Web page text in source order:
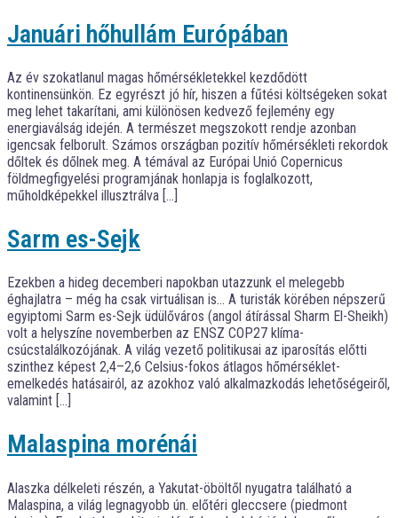
Januári hőhullám Európában
Az év szokatlanul magas hőmérsékletekkel kezdődött
kontinensünkön. Ez egyrészt jó hír, hiszen a fűtési költségeken sokat
meg lehet takarítani, ami különösen kedvező fejlemény egy
energiaválság idején. A természet megszokott rendje azonban
igencsak felborult. Számos országban pozitív hőmérsékleti rekordok
dőltek és dőlnek meg. A témával az Európai Unió Copernicus
földmegfigyelési programjának honlapja is foglalkozott,
műholdképekkel illusztrálva […]
Sarm es-Sejk
Ezekben a hideg decemberi napokban utazzunk el melegebb
éghajlatra – még ha csak virtuálisan is… A turisták körében népszerű
egyiptomi Sarm es-Sejk üdülőváros (angol átírással Sharm El-Sheikh)
volt a helyszíne novemberben az ENSZ COP27 klíma-
csúcstalálkozójának. A világ vezető politikusai az iparosítás előtti
szinthez képest 2,4–2,6 Celsius-fokos átlagos hőmérséklet-
emelkedés hatásairól, az azokhoz való alkalmazkodás lehetőségeiről,
valamint […]
Malaspina morénái
Alaszka délkeleti részén, a Yakutat-öböltől nyugatra található a
Malaspina, a világ legnagyobb ún. előtéri gleccsere (piedmont